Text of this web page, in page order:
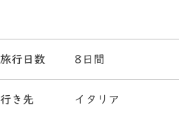
旅行日数 8日間
行き先 イタリア